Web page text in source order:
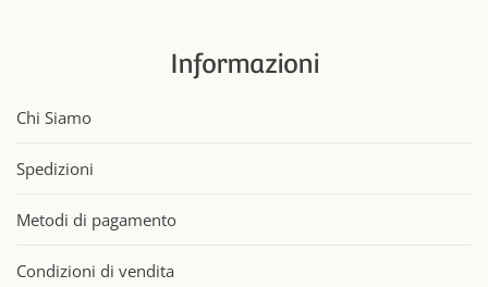
Informazioni
Chi Siamo
Spedizioni
Metodi di pagamento
Condizioni di vendita